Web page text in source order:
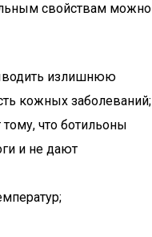
свойствам можно
излишнюю
кожных заболеваний;
тому, что ботильоны
и не дают